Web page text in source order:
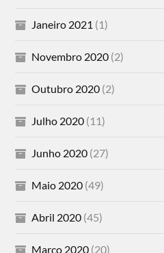
Janeiro 2021 (1)
Novembro 2020 (2)
Outubro 2020 (2)
Julho 2020 (11)
Junho 2020 (27)
Maio 2020 (49)
Abril 2020 (45)
Março 2020 (20)